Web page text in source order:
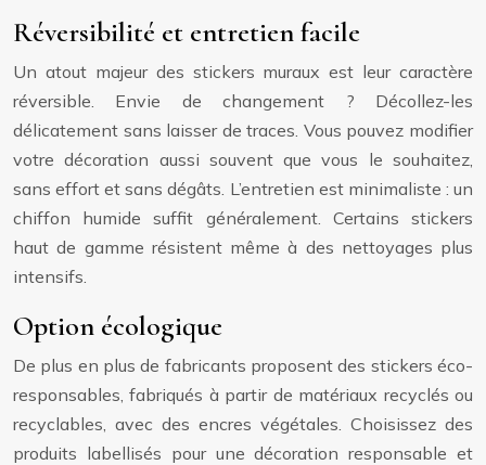
Réversibilité et entretien facile
Un atout majeur des stickers muraux est leur caractère
réversible. Envie de changement ? Décollez-les
délicatement sans laisser de traces. Vous pouvez modifier
votre décoration aussi souvent que vous le souhaitez,
sans effort et sans dégâts. L’entretien est minimaliste : un
chiffon humide suffit généralement. Certains stickers
haut de gamme résistent même à des nettoyages plus
intensifs.
Option écologique
De plus en plus de fabricants proposent des stickers éco-
responsables, fabriqués à partir de matériaux recyclés ou
recyclables, avec des encres végétales. Choisissez des
produits labellisés pour une décoration responsable et